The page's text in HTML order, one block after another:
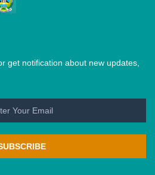
get notification about new updates,